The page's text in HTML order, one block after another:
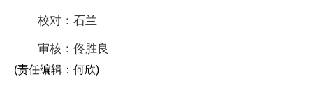
校对：石兰
审核：佟胜良
(责任编辑：何欣)